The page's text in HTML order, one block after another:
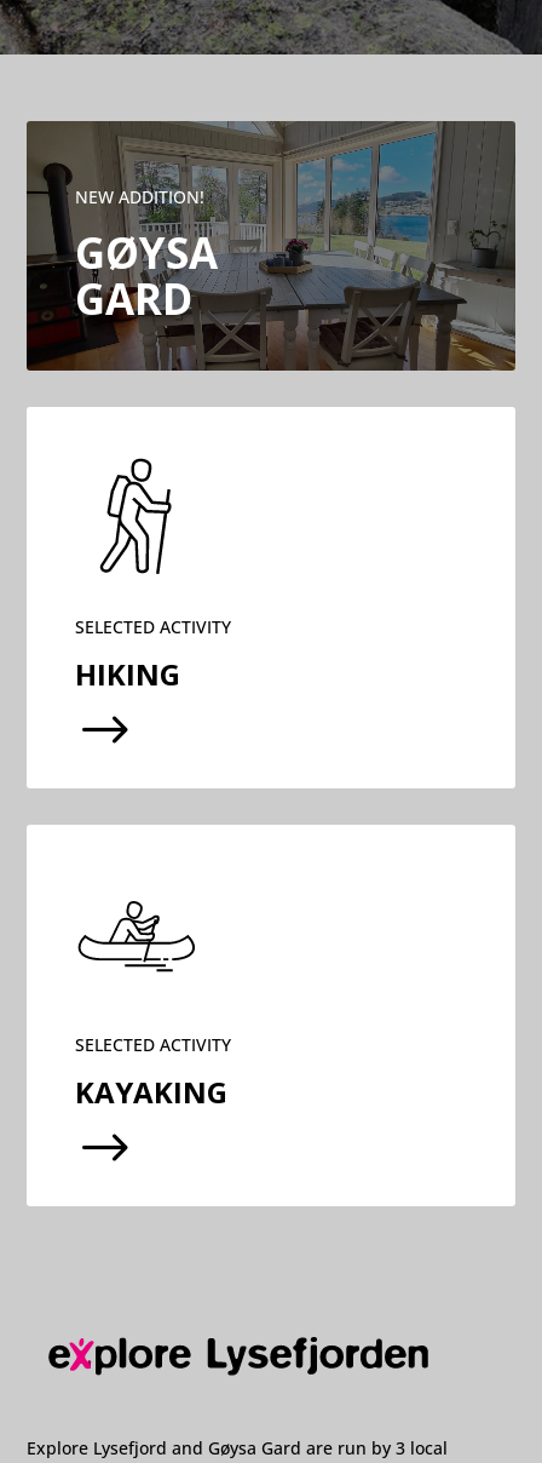
NEW ADDITION!
GØYSA
GARD
SELECTED ACTIVITY
HIKING
$
SELECTED ACTIVITY
KAYAKING
$
Explore Lysefjord and Gøysa Gard are run by 3 local